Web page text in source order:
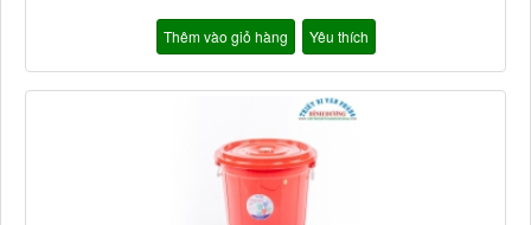
Thêm vào giỏ hàng Yêu thích